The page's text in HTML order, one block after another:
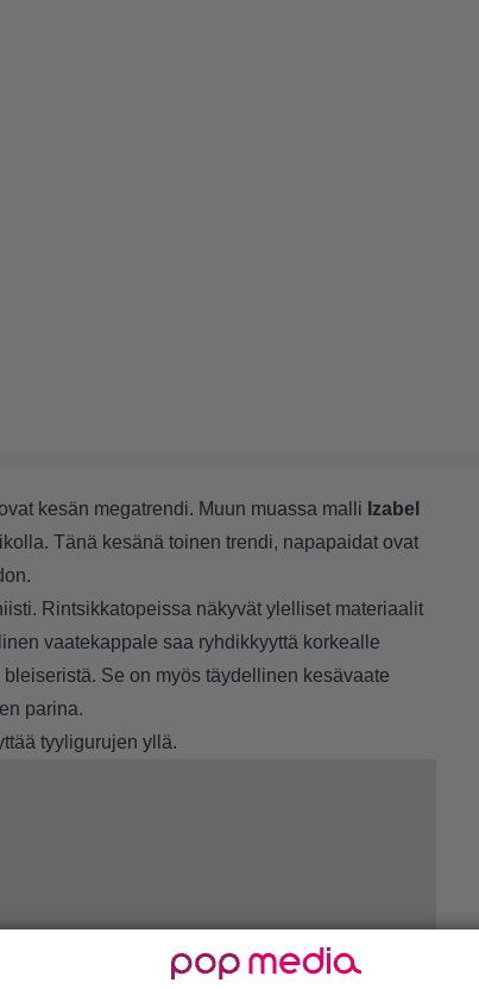
kesän megatrendi. Muun muassa malli Izabel
. Tänä kesänä toinen trendi, napapaidat ovat
Rintsikkatopeissa näkyvät ylelliset materiaalit
vaatekappale saa ryhdikkyyttä korkealle
Se on myös täydellinen kesävaate
parina.
tyyligurujen yllä.